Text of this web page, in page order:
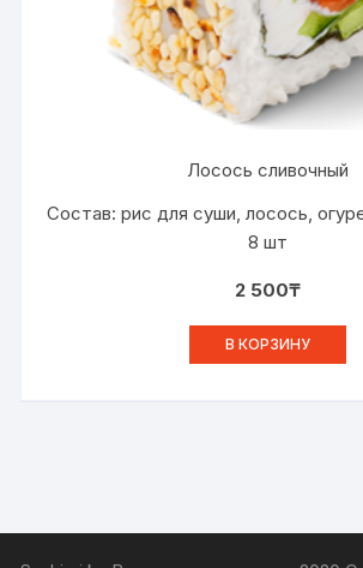
Лосось сливочный
Состав: рис для суши, лосось,
8 шт
2 500₸
В КОРЗИНУ